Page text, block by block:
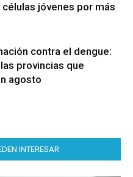
jóvenes por más
contra el dengue:
provincias que
agosto
INTERESAR